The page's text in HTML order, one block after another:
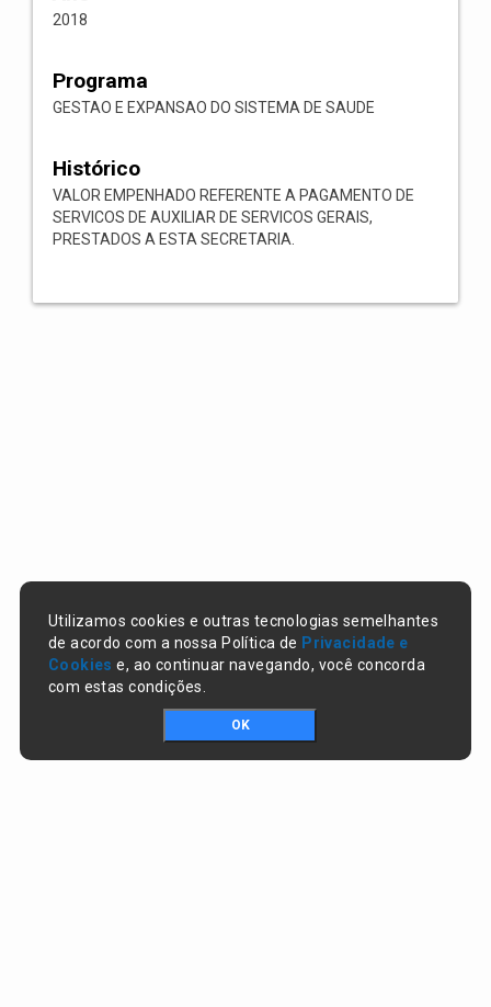
2018
Programa
GESTAO E EXPANSAO DO SISTEMA DE SAUDE
Histórico
VALOR EMPENHADO REFERENTE A PAGAMENTO DE
SERVICOS DE AUXILIAR DE SERVICOS GERAIS,
PRESTADOS A ESTA SECRETARIA.
Utilizamos cookies e outras tecnologias semelhantes
de acordo com a nossa Política de Privacidade e
Cookies e, ao continuar navegando, você concorda
com estas condições.
OK